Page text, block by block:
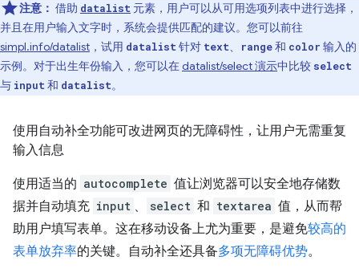
注意： 借助 datalist 元素，用户可以从可用选项列表中进行选择，
并且在用户输入文字时，系统会提供匹配的建议。您可以前往
simpl.info/datalist ，试用 datalist针对 text、 range和 color 输入的
示例。对于出生年份输入，您可以在datalist/select 演示中比较 select
与 input和 datalist。
使用自动补全功能可改进网页的无障碍性，让用户无需重复
输入信息
使用适当的 autocomplete 值让浏览器可以安全地存储数
据并自动填充 input 、 select 和 textarea 值，从而帮
助用户填写表单。这在移动设备上尤为重要，是避免较高的
表单放弃率的关键。自动补全还具备多项无障碍优势。